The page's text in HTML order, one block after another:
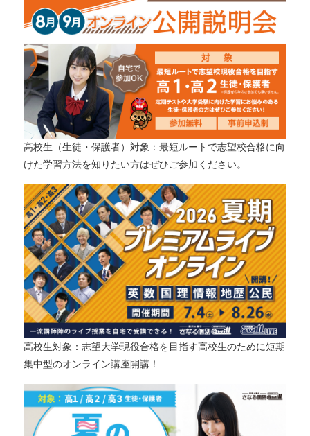
高校生（生徒・保護者）対象：最短ルートで志望校合格に向
けた学習方法を知りたい方はぜひご参加ください。
高校生対象：志望大学現役合格を目指す高校生のために短期
集中型のオンライン講座開講！